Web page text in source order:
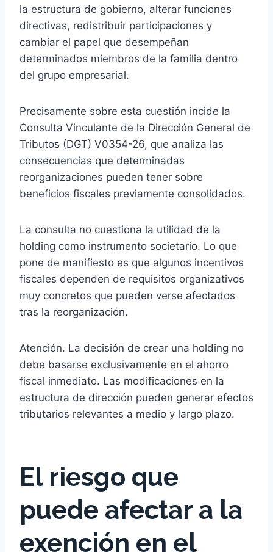
la estructura de gobierno, alterar funciones
directivas, redistribuir participaciones y
cambiar el papel que desempeñan
determinados miembros de la familia dentro
del grupo empresarial.
Precisamente sobre esta cuestión incide la
Consulta Vinculante de la Dirección General de
Tributos (DGT) V0354-26, que analiza las
consecuencias que determinadas
reorganizaciones pueden tener sobre
beneficios fiscales previamente consolidados.
La consulta no cuestiona la utilidad de la
holding como instrumento societario. Lo que
pone de manifiesto es que algunos incentivos
fiscales dependen de requisitos organizativos
muy concretos que pueden verse afectados
tras la reorganización.
Atención. La decisión de crear una holding no
debe basarse exclusivamente en el ahorro
fiscal inmediato. Las modificaciones en la
estructura de dirección pueden generar efectos
tributarios relevantes a medio y largo plazo.
El riesgo que
puede afectar a la
exención en el